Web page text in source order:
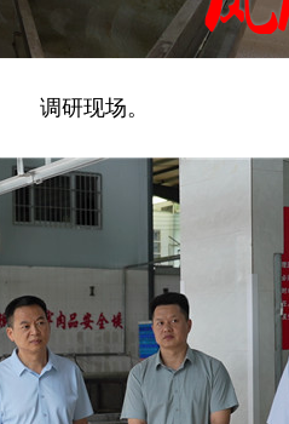
调研现场。